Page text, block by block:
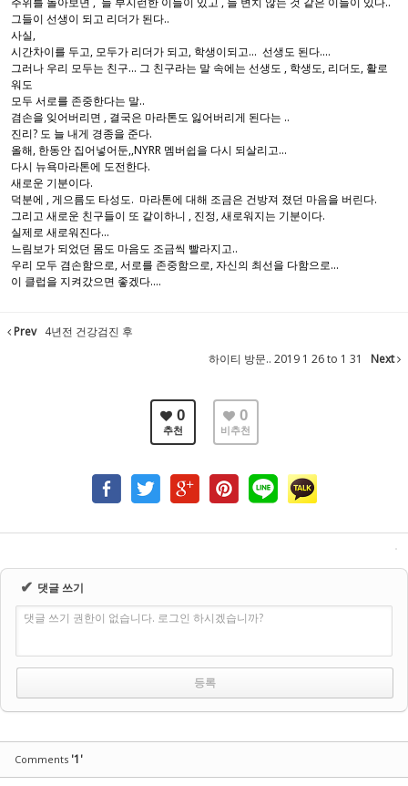
그들이 선생이 되고 리더가 된다..
사실,
시간차이를 두고, 모두가 리더가 되고, 학생이되고... 선생도 된다....
그러나 우리 모두는 친구... 그 친구라는 말 속에는 선생도 , 학생도, 리더도, 활로
워도
모두 서로를 존중한다는 말..
겸손을 잊어버리면 , 결국은 마라톤도 잃어버리게 된다는 ..
진리? 도 늘 내게 경종을 준다.
올해, 한동안 집어넣어둔,,NYRR 멤버쉽을 다시 되살리고...
다시 뉴욕마라톤에 도전한다.
새로운 기분이다.
덕분에 , 게으름도 타성도. 마라톤에 대해 조금은 건방져 졌던 마음을 버린다.
그리고 새로운 친구들이 또 같이하니 , 진정, 새로워지는 기분이다.
실제로 새로워진다...
느림보가 되었던 몸도 마음도 조금씩 빨라지고..
우리 모두 겸손함으로, 서로를 존중함으로, 자신의 최선을 다함으로...
이 클럽을 지켜갔으면 좋겠다....
Prev 4년전 건강검진 후
하이티 방문.. 2019 1 26 to 1 31
Next
0
추천
0
비추천
✔ 댓글 쓰기
댓글 쓰기 권한이 없습니다. 로그인 하시겠습니까?
Comments '1'